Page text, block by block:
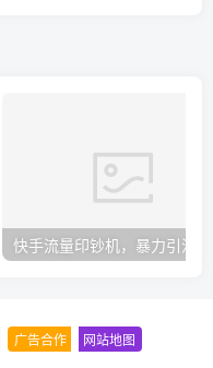
广告合作 网站地图